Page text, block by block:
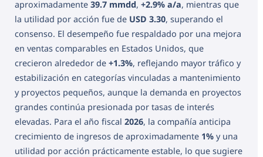
aproximadamente 39.7 mmdd, +2.9% a/a, mientras que
la utilidad por acción fue de USD 3.30, superando el
consenso. El desempeño fue respaldado por una mejora
en ventas comparables en Estados Unidos, que
crecieron alrededor de +1.3%, reflejando mayor tráfico y
estabilización en categorías vinculadas a mantenimiento
y proyectos pequeños, aunque la demanda en proyectos
grandes continúa presionada por tasas de interés
elevadas. Para el año fiscal 2026, la compañía anticipa
crecimiento de ingresos de aproximadamente 1% y una
utilidad por acción prácticamente estable, lo que sugiere